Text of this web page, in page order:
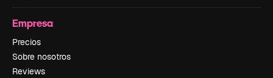
Empresa
Precios
Sobre nosotros
Reviews